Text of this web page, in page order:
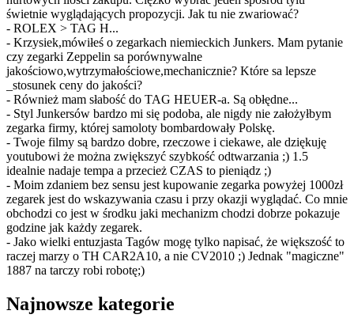
świetnie wyglądających propozycji. Jak tu nie zwariować?
- ROLEX > TAG H...
- Krzysiek,mówiłeś o zegarkach niemieckich Junkers. Mam pytanie
czy zegarki Zeppelin sa porównywalne
jakościowo,wytrzymałościowe,mechanicznie? Które sa lepsze
_stosunek ceny do jakości?
- Również mam słabość do TAG HEUER-a. Są obłędne...
- Styl Junkersów bardzo mi się podoba, ale nigdy nie założyłbym
zegarka firmy, której samoloty bombardowały Polskę.
- Twoje filmy są bardzo dobre, rzeczowe i ciekawe, ale dziękuję
youtubowi że można zwiększyć szybkość odtwarzania ;) 1.5
idealnie nadaje tempa a przecież CZAS to pieniądz ;)
- Moim zdaniem bez sensu jest kupowanie zegarka powyżej 1000zł
zegarek jest do wskazywania czasu i przy okazji wyglądać. Co mnie
obchodzi co jest w środku jaki mechanizm chodzi dobrze pokazuje
godzine jak każdy zegarek.
- Jako wielki entuzjasta Tagów mogę tylko napisać, że większość to
raczej marzy o TH CAR2A10, a nie CV2010 ;) Jednak "magiczne"
1887 na tarczy robi robotę;)
Najnowsze kategorie